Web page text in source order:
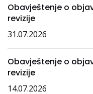
Obavještenje o
revizije
31.07.2026
Obavještenje o
revizije
14.07.2026